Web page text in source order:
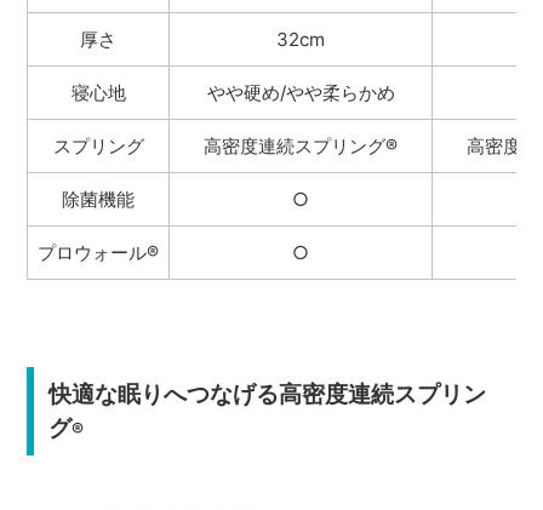
厚さ 32cm
寝心地 やや硬め/やや柔らかめ
スプリング 高密度連続スプリング® 高密度
除菌機能 ○
プロウォール® ○
快適な眠りへつなげる高密度連続スプリン
グ®